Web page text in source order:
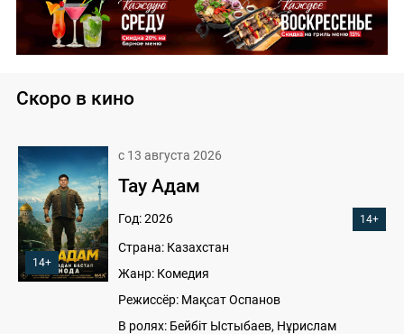
Скоро в кино
14+
с 13 августа 2026
Тау Адам
Год: 2026 14+
Страна: Казахстан
Жанр: Комедия
Режиссёр: Мақсат Оспанов
В ролях: Бейбіт Ыстыбаев, Нұрислам